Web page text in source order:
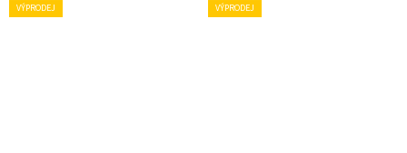
VÝPRODEJ VÝPRODEJ